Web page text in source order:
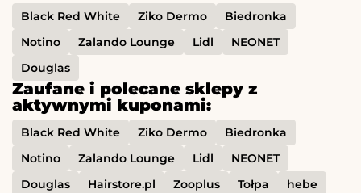
Black Red White Ziko Dermo
Biedronka
Notino
Zalando Lounge Lidl
NEONET
Douglas
Zaufane i polecane sklepy z
aktywnymi kuponami:
Black Red White Ziko Dermo
Biedronka
Notino
Zalando Lounge Lidl
NEONET
Douglas
Hairstore.pl Zooplus Tołpa
hebe